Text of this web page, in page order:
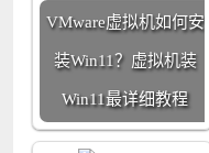
VMware虚拟机如何安
装Win11？虚拟机装
Win11最详细教程